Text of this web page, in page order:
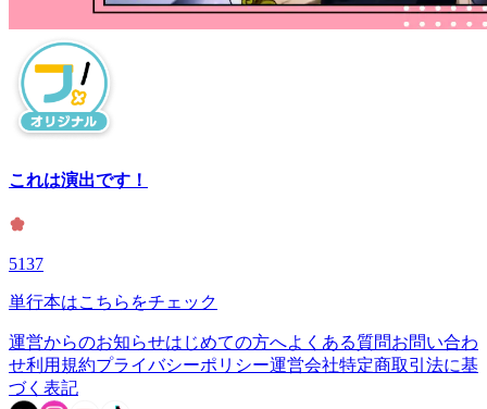
これは演出です！
5137
単行本はこちらをチェック
運営からのお知らせはじめての方へよくある質問お問い合わ
せ利用規約プライバシーポリシー運営会社特定商取引法に基
づく表記